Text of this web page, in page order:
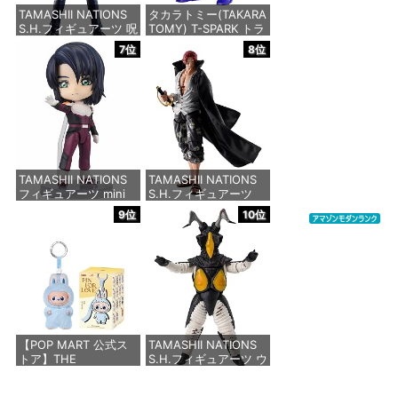
価格：¥2,750
TAMASHII NATIONS
S.H.フィギュアーツ 呪
術廻戦 懐玉・玉折 五
条悟-呪術高専- 約
160mm PVC&ABS製
塗装済み可動フィギュ
価格：¥8,373
タカラトミー(TAKARA
TOMY) T-SPARK トラ
ンスフォーマー ニュー
レジェンズ NL-07 サ
ウンドウェーブ 可動フ
ィギュア
価格：¥4,440
7位
TAMASHII NATIONS
フィギュアーツ mini
SEED FREEDOM アス
約90mm PVC&ABS製
塗装済み可動フィギュ
価格：¥3,850
8位
TAMASHII NATIONS
S.H.フィギュアーツ
ONE PIECE シャンク
ス -マリンフォード頂
上決戦- 約165mm
PVC&ABS&布製 塗装
済み可動フィギュア
価格：¥8,918
9位
【POP MART 公式ス
トア】THE
10位
TAMASHII NATIONS
S.H.フィギュアーツ ウ